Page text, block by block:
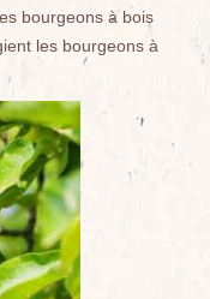
bourgeons à bois
les bourgeons à